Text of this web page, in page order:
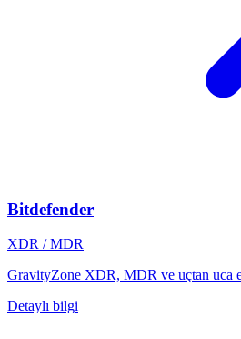
Bitdefender
XDR / MDR
GravityZone XDR, MDR ve uçtan uca
Detaylı bilgi